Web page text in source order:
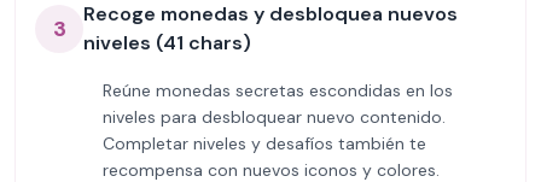
3
Recoge monedas y desbloquea nuevos
niveles (41 chars)
Reúne monedas secretas escondidas en los
niveles para desbloquear nuevo contenido.
Completar niveles y desafíos también te
recompensa con nuevos iconos y colores.